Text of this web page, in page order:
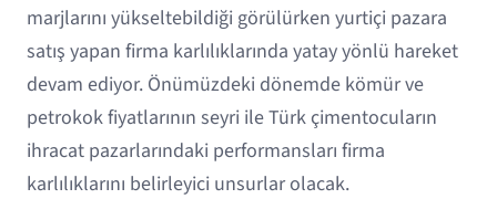
marjlarını yükseltebildiği görülürken yurtiçi pazara
satış yapan firma karlılıklarında yatay yönlü hareket
devam ediyor. Önümüzdeki dönemde kömür ve
petrokok fiyatlarının seyri ile Türk çimentocuların
ihracat pazarlarındaki performansları firma
karlılıklarını belirleyici unsurlar olacak.